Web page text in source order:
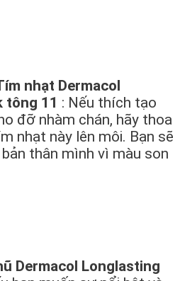
nhạt Dermacol
tông 11 : Nếu thích tạo
đỡ nhàm chán, hãy thoa
nhạt này lên môi. Bạn sẽ
thân mình vì màu son
Dermacol Longlasting